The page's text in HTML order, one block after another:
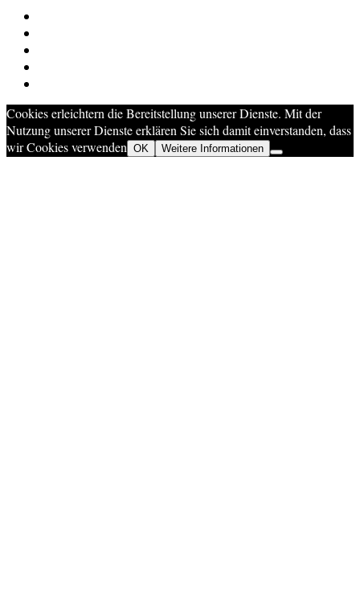
Cookies erleichtern die Bereitstellung unserer Dienste. Mit der
Nutzung unserer Dienste erklären Sie sich damit einverstanden, dass
wir Cookies verwenden OK Weitere Informationen